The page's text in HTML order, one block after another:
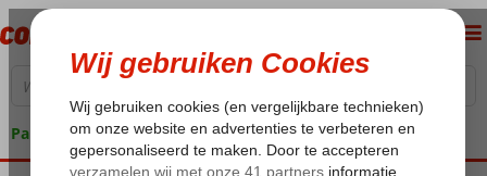
Pakketgarantie